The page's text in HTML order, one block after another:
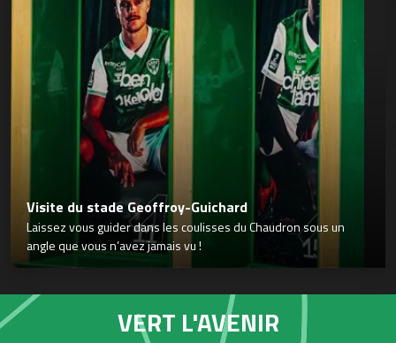
Visite du stade Geoffroy-Guichard
Laissez vous guider dans les coulisses du Chaudron sous un
angle que vous n’avez jamais vu !
VERT L'AVENIR